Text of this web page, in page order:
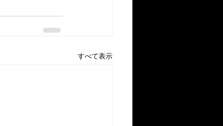
すべて表示